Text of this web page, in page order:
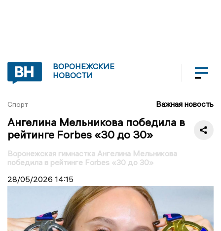
ВОРОНЕЖСКИЕ
НОВОСТИ
Спорт Важная новость
Ангелина Мельникова победила в
рейтинге Forbes «30 до 30»
Воронежская гимнастка Ангелина Мельникова
победила в рейтинге Forbes «30 до 30»
28/05/2026 14:15